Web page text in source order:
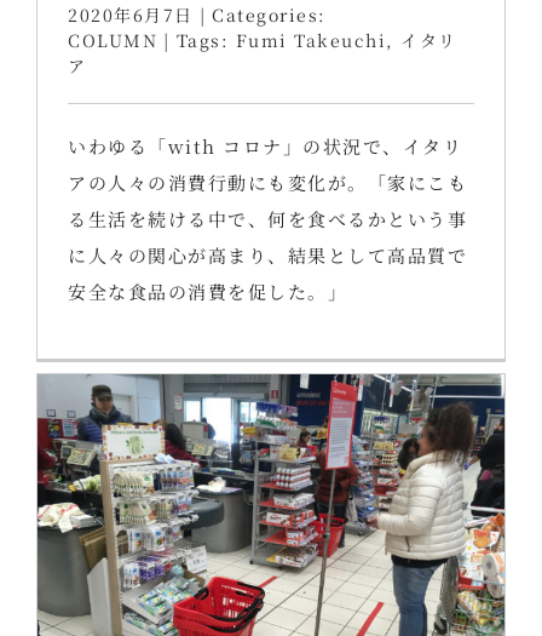
2020年6月7日 | Categories:
COLUMN | Tags: Fumi Takeuchi , イタリ
ア
いわゆる「with コロナ」の状況で、イタリ
アの人々の消費行動にも変化が。「家にこも
る生活を続ける中で、何を食べるかという事
に人々の関心が高まり、結果として高品質で
安全な食品の消費を促した。」